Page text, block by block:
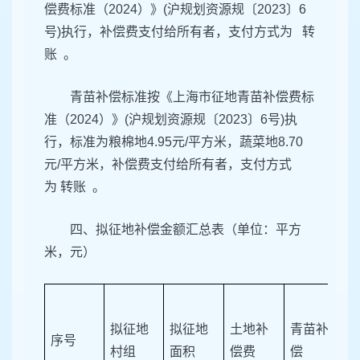
偿费标准（2024）》(沪规划资源规〔2023〕6
号)执行，补偿费支付给所有者，支付方式为 转
账 。
青苗补偿标准按《上海市征地青苗补偿费标
准（2024）》(沪规划资源规〔2023〕6号)执
行，标准为粮棉地4.95元/平方米，蔬菜地8.70
元/平方米，补偿费支付给所有者，支付方式
为 转账 。
四、拟征地补偿金额汇总表（单位：平方
米，元）
序号
拟征地
村组
拟征地
面积
土地补
偿费
青苗补
偿